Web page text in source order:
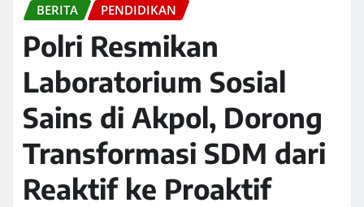
BERITA PENDIDIKAN
Polri Resmikan
Laboratorium Sosial
Sains di Akpol, Dorong
Transformasi SDM dari
Reaktif ke Proaktif